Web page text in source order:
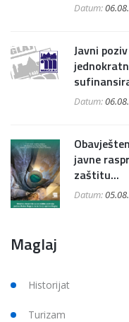
Datum:
Javni
Datum:
javne
zaštitu...
Datum:
Maglaj
Historijat
Turizam